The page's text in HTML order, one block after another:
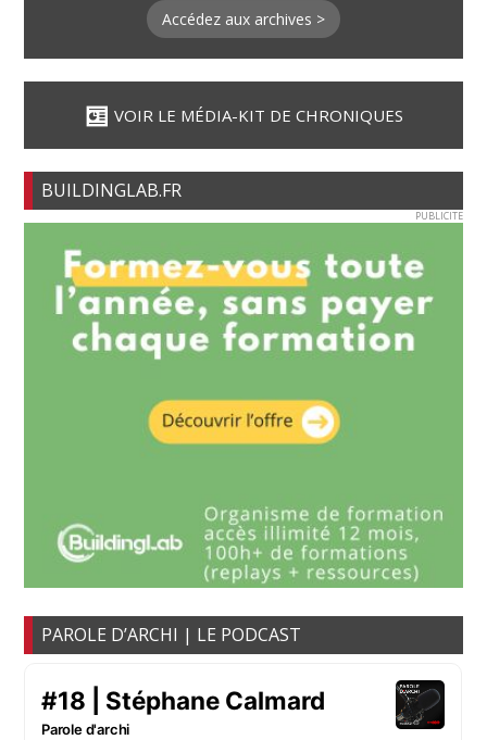
Accédez aux archives >
VOIR LE MÉDIA-KIT DE CHRONIQUES
BUILDINGLAB.FR
PUBLICITE
PAROLE D’ARCHI | LE PODCAST